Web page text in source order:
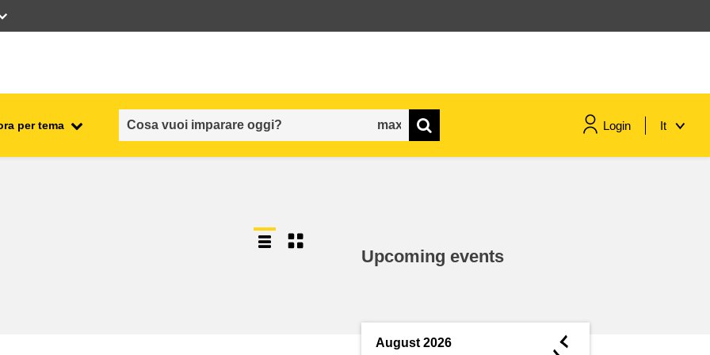
per tema Login It
sicurezza e protezione alimentare
conoscenze
Upcoming events
August 2026 ◄